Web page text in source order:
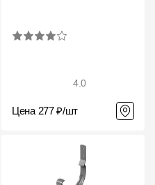
4.0
Цена 277 ₽/шт